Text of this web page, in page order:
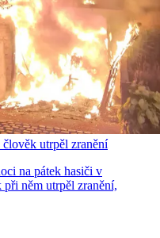
utrpěl zranění
na pátek hasiči v
něm utrpěl zranění,